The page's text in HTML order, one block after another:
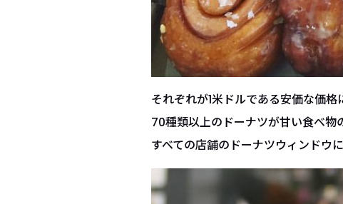
それぞれが1米ドルである安価な価格
70種類以上のドーナツが甘い食べ物
すべての店舗のドーナツウィンドウ